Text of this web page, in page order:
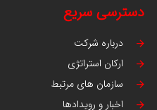
دسترسی سریع
درباره شرکت
ارکان استراتژی
سازمان های مرتبط
اخبار و رویدادها